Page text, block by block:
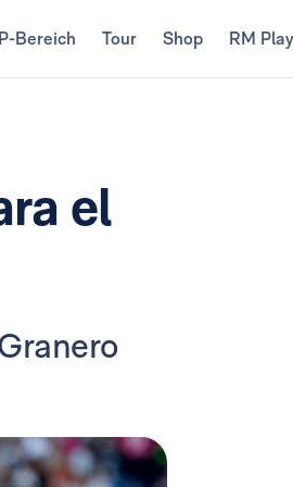
Bereich Tour Shop RM Play
el